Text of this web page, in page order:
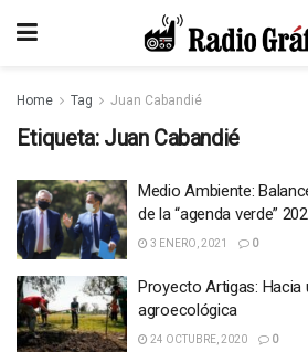
Home Tag Juan Cabandié
Etiqueta: Juan Cabandié
Medio Ambiente:
de la “agenda verde”
3 ENERO, 2021 0
Proyecto Artigas:
agroecológica
24 OCTUBRE, 2020 0